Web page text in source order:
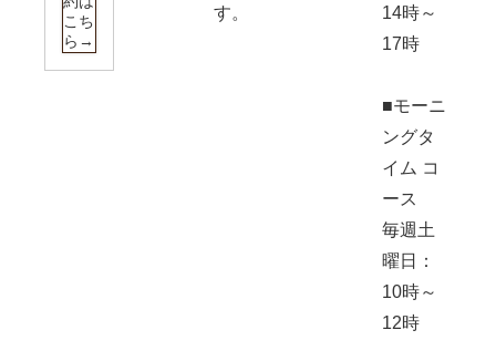
こち
ら→
す。
14時～
17時
■モーニ
ングタ
イム コ
ース
毎週土
曜日：
10時～
12時